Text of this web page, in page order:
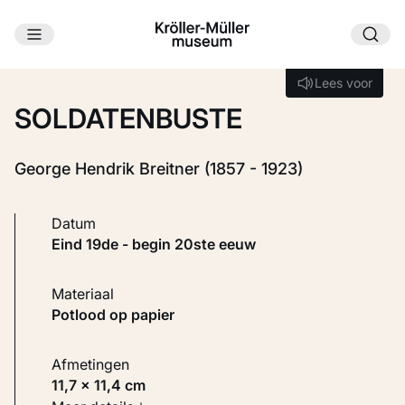
Ga naar hoofdinhoud
Lees voor
Lees voor
SOLDATENBUSTE
George Hendrik Breitner (1857 - 1923)
Datum
eind 19de - begin 20ste eeuw
Materiaal
Potlood op papier
Afmetingen
11,7 × 11,4 cm